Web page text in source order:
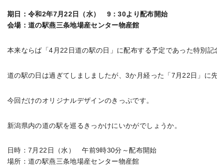
期日：令和2年7月22日（水） 9：30より配布開始
会場：道の駅燕三条地場産センター物産館
本来ならば「4月22日道の駅の日」に配布する予定であった特別記
道の駅の日は過ぎてしましましたが、3か月経った「7月22日」に
今回だけのオリジナルデザインのきっぷです。
新潟県内の道の駅を巡るきっかけにいかがでしょうか。
日時：7月22日（水） 午前9時30分～配布開始
場所：道の駅燕三条地場産センター物産館